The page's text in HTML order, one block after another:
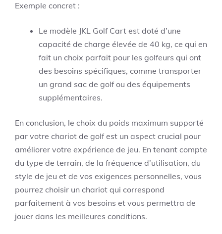
Exemple concret :
Le modèle JKL Golf Cart est doté d’une
capacité de charge élevée de 40 kg, ce qui en
fait un choix parfait pour les golfeurs qui ont
des besoins spécifiques, comme transporter
un grand sac de golf ou des équipements
supplémentaires.
En conclusion, le choix du poids maximum supporté
par votre chariot de golf est un aspect crucial pour
améliorer votre expérience de jeu. En tenant compte
du type de terrain, de la fréquence d’utilisation, du
style de jeu et de vos exigences personnelles, vous
pourrez choisir un chariot qui correspond
parfaitement à vos besoins et vous permettra de
jouer dans les meilleures conditions.